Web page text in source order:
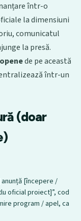
într-o
la dimensiuni
comunicatul
la presă.
de pe această
într-un
(doar
[începere /
oficial proiect]”, cod
program / apel, ca